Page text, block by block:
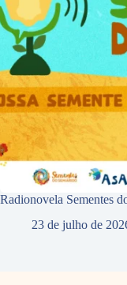
Radionovela Sementes
23 de julho de